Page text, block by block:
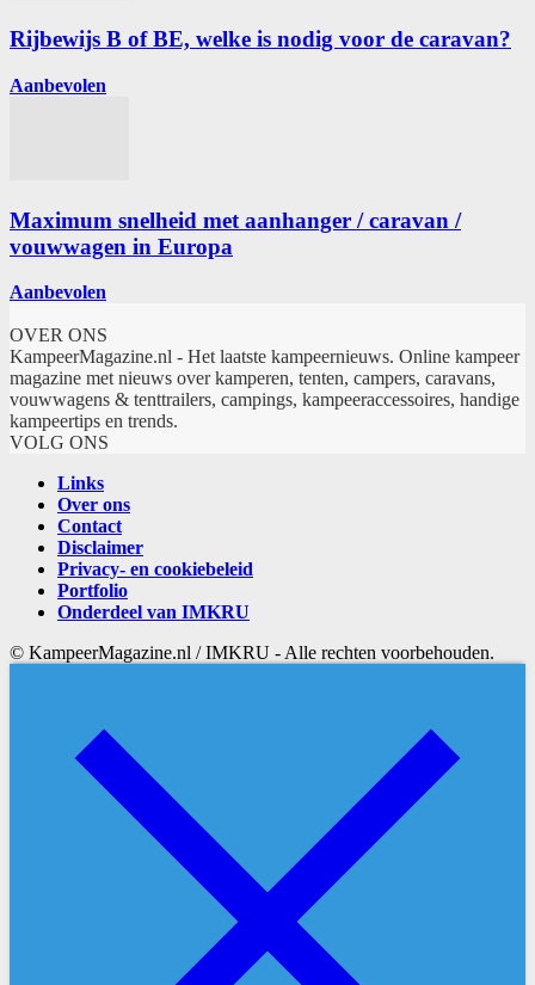
Rijbewijs B of BE, welke is nodig voor de caravan?
Aanbevolen
Maximum snelheid met aanhanger / caravan /
vouwwagen in Europa
Aanbevolen
OVER ONS
KampeerMagazine.nl - Het laatste kampeernieuws. Online kampeer
magazine met nieuws over kamperen, tenten, campers, caravans,
vouwwagens & tenttrailers, campings, kampeeraccessoires, handige
kampeertips en trends.
VOLG ONS
Links
Over ons
Contact
Disclaimer
Privacy- en cookiebeleid
Portfolio
Onderdeel van IMKRU
© KampeerMagazine.nl / IMKRU - Alle rechten voorbehouden.